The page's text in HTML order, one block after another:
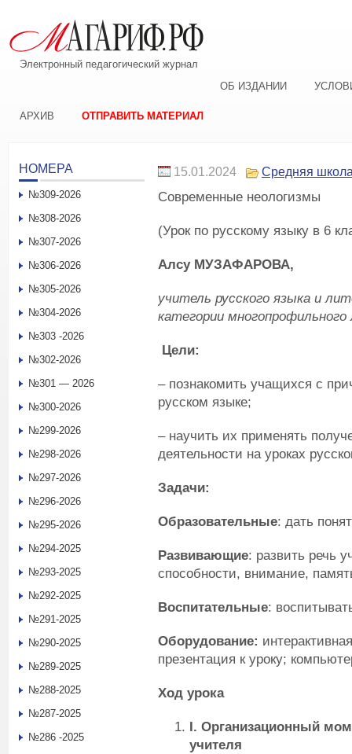
Электронный педагогический журнал
ОБ ИЗДАНИИ
АРХИВ ОТПРАВИТЬ МАТЕРИАЛ
15.01.2024 Средняя
Современные неологизмы
(Урок по русскому языку в 6
Алсу МУЗАФАРОВА,
учитель русского языка и
категории
Цели:
– познакомить учащихся с
русском языке;
– научить их применять
деятельности на уроках
Задачи:
Образовательные: дать
Развивающие: развить речь
способности, внимание,
Воспитательные:
Оборудование:
презентация к уроку;
Ход урока
I. Организационный
учителя
НОМЕРА
№309-2026
№308-2026
№307-2026
№306-2026
№305-2026
№304-2026
№303 -2026
№302-2026
№301 — 2026
№300-2026
№299-2026
№298-2026
№297-2026
№296-2026
№295-2026
№294-2025
№293-2025
№292-2025
№291-2025
№290-2025
№289-2025
№288-2025
№287-2025
№286 -2025